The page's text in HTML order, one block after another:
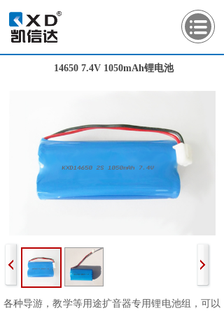
14650 7.4V 1050mAh锂电池
各种导游，教学等用途扩音器专用锂电池组，可以